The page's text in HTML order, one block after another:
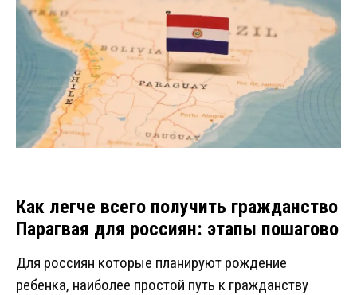
Как легче всего получить гражданство
Парагвая для россиян: этапы пошагово
Для россиян которые планируют рождение
ребенка, наиболее простой путь к гражданству